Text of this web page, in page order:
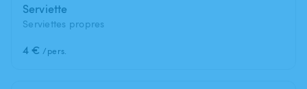
Serviette
Serviettes propres
4 € /pers.